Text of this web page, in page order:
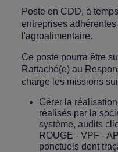
Poste en CDD, à
entreprises
l'agroalimentaire.
Ce poste pourra être
Rattaché(e) au
charge les missions
Gérer la
réalisés par la
système, audits
ROUGE - VPF -
ponctuels dont